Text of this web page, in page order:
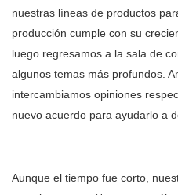
nuestras líneas de productos
producción cumple con su
luego regresamos a la sala de
algunos temas más profundos.
intercambiamos opiniones
nuevo acuerdo para ayudarlo a
Aunque el tiempo fue corto,